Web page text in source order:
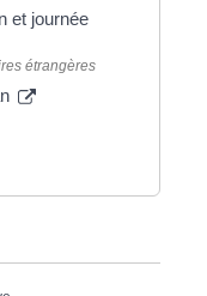
et journée
étrangères